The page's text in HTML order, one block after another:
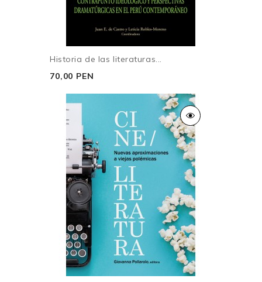
Historia de las literaturas...
70,00 PEN